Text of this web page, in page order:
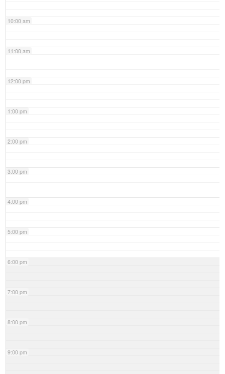
10:00 am
11:00 am
12:00 pm
1:00 pm
2:00 pm
3:00 pm
4:00 pm
5:00 pm
6:00 pm
7:00 pm
8:00 pm
9:00 pm